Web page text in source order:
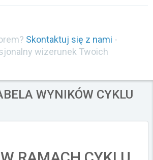
Skontaktuj się z nami -
wizerunek Twoich
WYNIKÓW CYKLU